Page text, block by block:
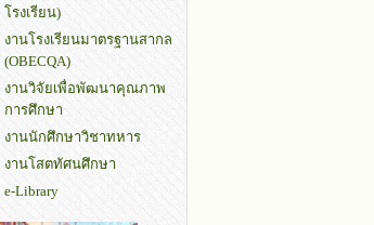
โรงเรียน)
งานโรงเรียนมาตรฐานสากล
(OBECQA)
งานวิจัยเพื่อพัฒนาคุณภาพ
การศึกษา
งานนักศึกษาวิชาทหาร
งานโสตทัศนศึกษา
e-Library